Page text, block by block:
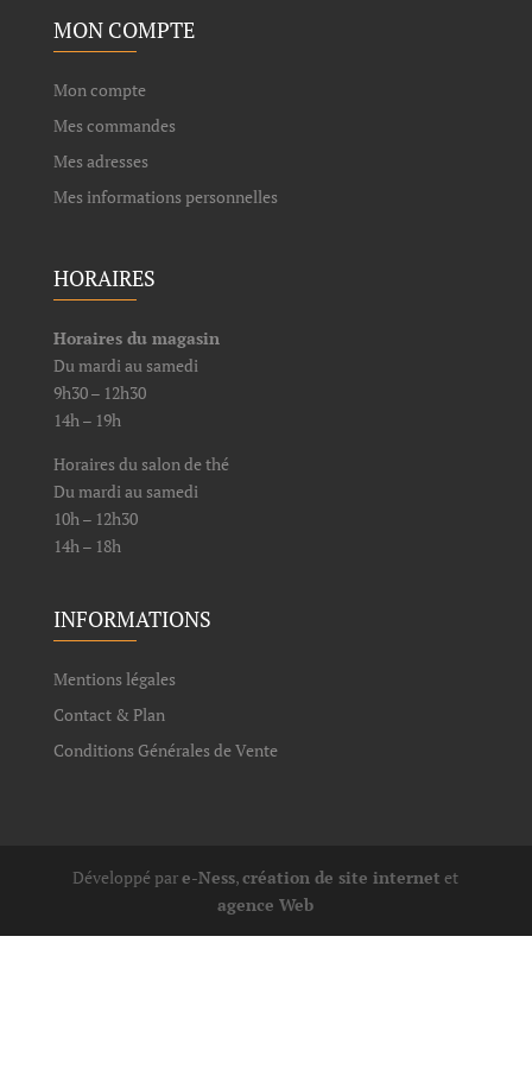
MON COMPTE
Mon compte
Mes commandes
Mes adresses
Mes informations personnelles
HORAIRES
Horaires du magasin
Du mardi au samedi
9h30 – 12h30
14h – 19h
Horaires du salon de thé
Du mardi au samedi
10h – 12h30
14h – 18h
INFORMATIONS
Mentions légales
Contact & Plan
Conditions Générales de Vente
Développé pare-Ness,création de site internet et
agence Web